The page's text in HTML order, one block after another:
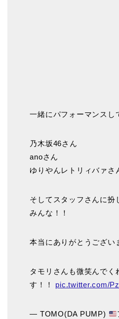
一緒にパフォーマンスし
乃木坂46さん
anoさん
ゆりやんレトリィバァさ
そしてスタッフさんに扮
みんな！！
本当にありがとうござい
タモリさんも微笑んでく
す！！ pic.twitter.com/
— TOMO(DA PUMP)